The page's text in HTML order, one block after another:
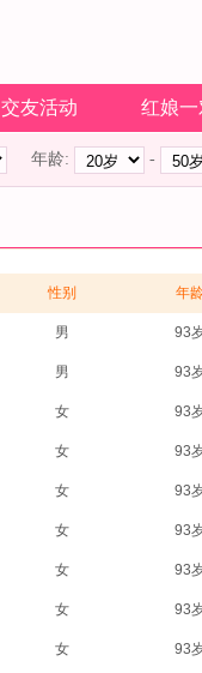
交友活动 红娘
年龄: -
性别 年
男 93
男 93
女 93
女 93
女 93
女 93
女 93
女 93
女 93